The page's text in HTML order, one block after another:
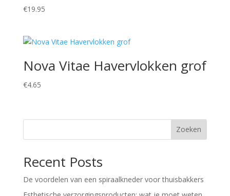
€19.95
Nova Vitae Havervlokken grof
€4.65
Zoeken
Recent Posts
De voordelen van een spiraalkneder voor thuisbakkers